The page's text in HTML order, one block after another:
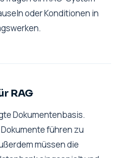
oder Konditionen in
RAG
Dokumentenbasis.
führen zu
müssen die